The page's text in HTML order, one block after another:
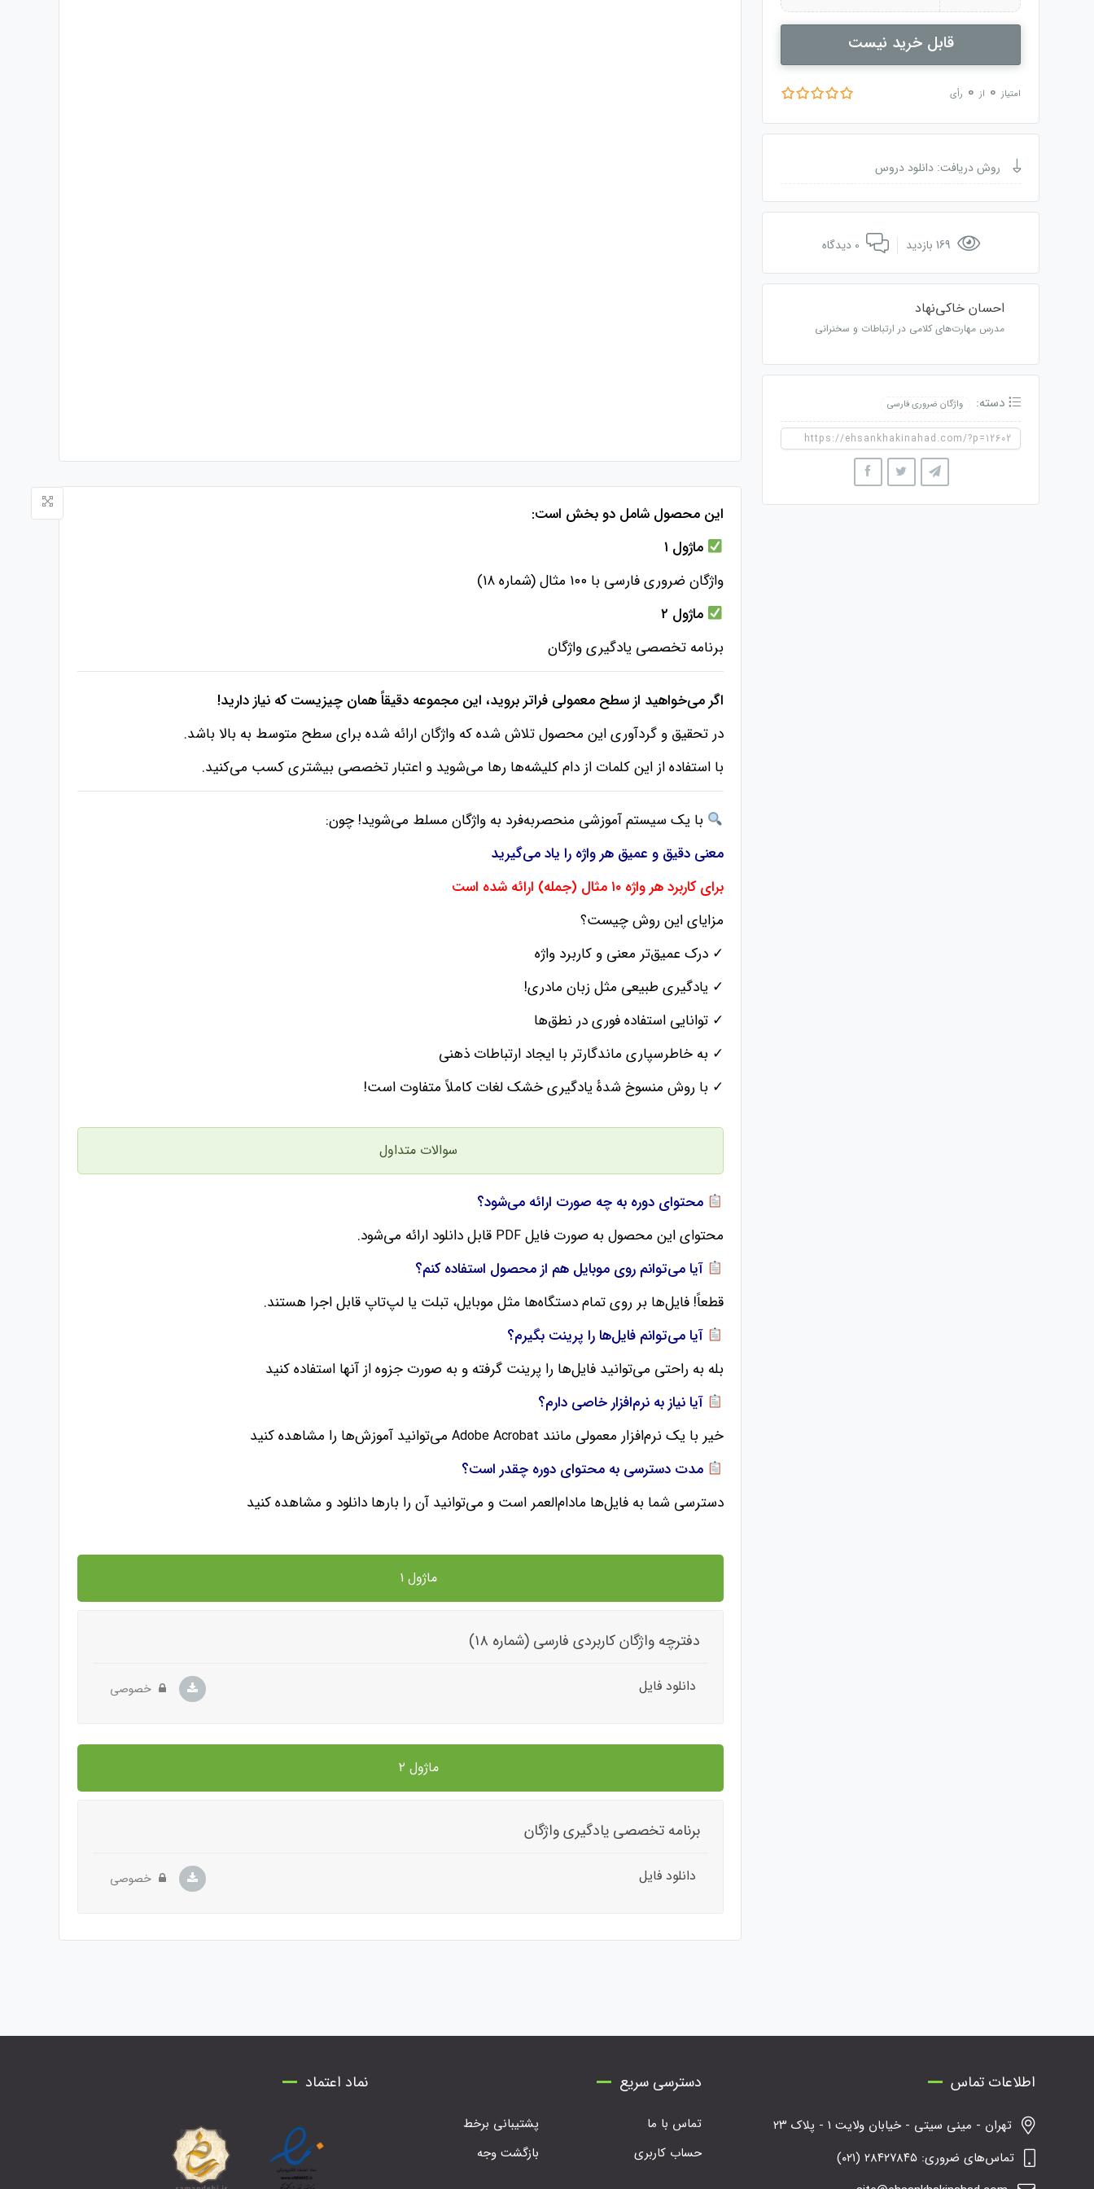
این محصول شامل دو بخش است:
ماژول ۱
واژگان ضروری فارسی با ۱۰۰ مثال (شماره ۱۸)
ماژول ۲
برنامه تخصصی یادگیری واژگان
اگر می‌خواهید از سطح معمولی فراتر بروید، این مجموعه دقیقاً همان چیزیست که نیاز دارید!
در تحقیق و گردآوری این محصول تلاش شده که واژگان ارائه شده برای سطح متوسط به بالا باشد.
با استفاده از این کلمات از دام کلیشه‌ها رها می‌شوید و اعتبار تخصصی بیشتری کسب می‌کنید.
با یک سیستم آموزشی منحصربه‌فرد به واژگان مسلط می‌شوید! چون:
معنی دقیق و عمیق هر واژه را یاد می‌گیرید
برای کاربرد هر واژه ۱۰ مثال (جمله) ارائه شده است
مزایای این روش چیست؟
✓ درک عمیق‌تر معنی و کاربرد واژه
✓ یادگیری طبیعی مثل زبان مادری!
✓ توانایی استفاده فوری در نطق‌ها
✓ به خاطرسپاری ماندگارتر با ایجاد ارتباطات ذهنی
✓ با روش منسوخ شدهٔ یادگیری خشک لغات کاملاً متفاوت است!
سوالات متداول
محتوای دوره به چه صورت ارائه می‌شود؟
محتوای این محصول به صورت فایل‌PDF قابل دانلود ارائه می‌شود.
آیا می‌توانم روی موبایل هم از محصول استفاده کنم؟
قطعاً! فایل‌ها بر روی تمام دستگاه‌ها مثل موبایل، تبلت یا لپ‌تاپ قابل اجرا هستند.
آیا می‌توانم فایل‌ها را پرینت بگیرم؟
بله به راحتی می‌توانید فایل‌ها را پرینت گرفته و به صورت جزوه از آنها استفاده کنید
آیا نیاز به نرم‌افزار خاصی دارم؟
خیر با یک نرم‌افزار معمولی مانند Adobe Acrobat می‌توانید آموزش‌ها را مشاهده کنید
مدت دسترسی به محتوای دوره چقدر است؟
دسترسی شما به فایل‌ها مادام‌العمر است و می‌توانید آن را بارها دانلود و مشاهده کنید
ماژول ۱
دفترچه واژگان کاربردی فارسی (شماره ۱۸)
دانلود فایل خصوصی
ماژول ۲
برنامه تخصصی یادگیری واژگان
دانلود فایل خصوصی
قابل خرید نیست
امتیاز 0 از 0 رأی
روش دریافت: دانلود دروس
احسان خاکی‌نهاد
مدرس مهارت‌های کلامی در ارتباطات و سخنرانی
دسته: واژگان ضروری فارسی
اطلاعات تماس
تهران - مینی سیتی - خیابان ولایت ۱ - پلاک ۲۳
تماس‌های ضروری: ۲۸۴۲۷۸۴۵ (۰۲۱)
دسترسی سریع
تماس با ما
پشتیبانی برخط
حساب کاربری
بازگشت وجه
نماد اعتماد